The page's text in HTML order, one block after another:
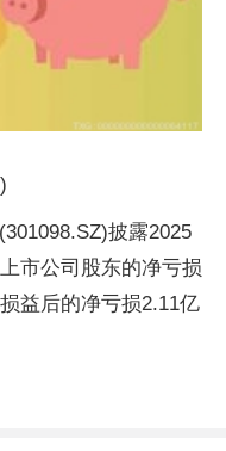
披露2025
市公司股东的净亏损
益后的净亏损2.11亿